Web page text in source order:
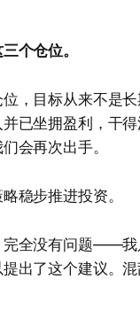
个仓位。
，目标从来不是
已坐拥盈利，干
会再次出手。
稳步推进投资。
全没有问题——
出了这个建议。